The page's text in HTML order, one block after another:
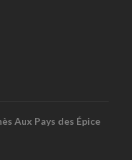
Aux Pays des Épice